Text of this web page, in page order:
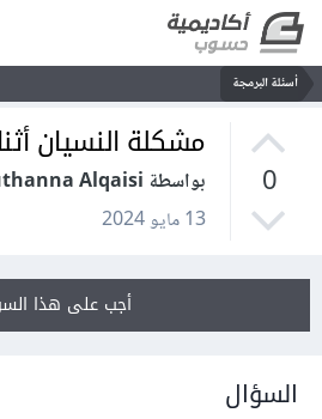
أسئلة البرمجة
0
مشكلة النسيان
بواسطة Muthanna Alqaisi
13 مايو 2024
أجب على هذا
السؤال